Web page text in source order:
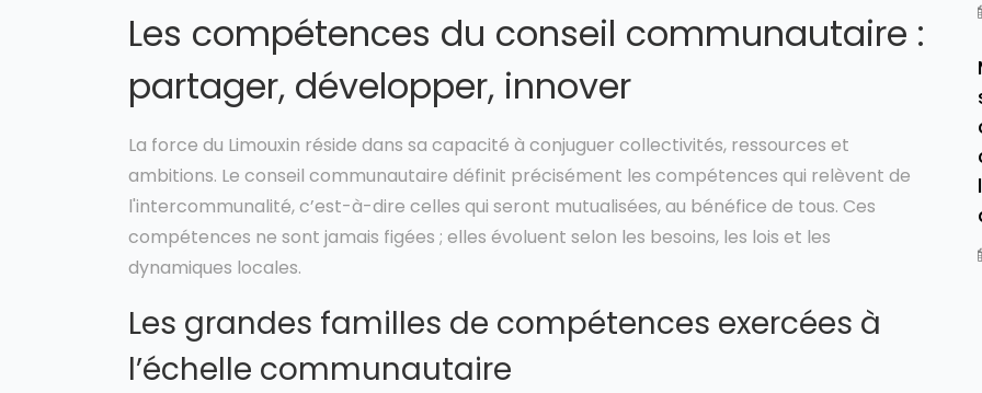
Les compétences du conseil communautaire :
partager, développer, innover
La force du Limouxin réside dans sa capacité à conjuguer collectivités, ressources et
ambitions. Le conseil communautaire définit précisément les compétences qui relèvent de
l'intercommunalité, c’est-à-dire celles qui seront mutualisées, au bénéfice de tous. Ces
compétences ne sont jamais figées ; elles évoluent selon les besoins, les lois et les
dynamiques locales.
Les grandes familles de compétences exercées à
l’échelle communautaire